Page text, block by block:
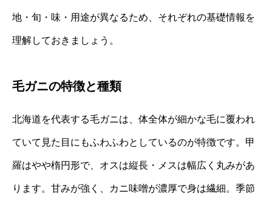
地・旬・味・用途が異なるため、それぞれの基礎情報を
理解しておきましょう。
毛ガニの特徴と種類
北海道を代表する毛ガニは、体全体が細かな毛に覆われ
ていて見た目にもふわふわとしているのが特徴です。甲
羅はやや楕円形で、オスは縦長・メスは幅広く丸みがあ
ります。甘みが強く、カニ味噌が濃厚で身は繊細。季節